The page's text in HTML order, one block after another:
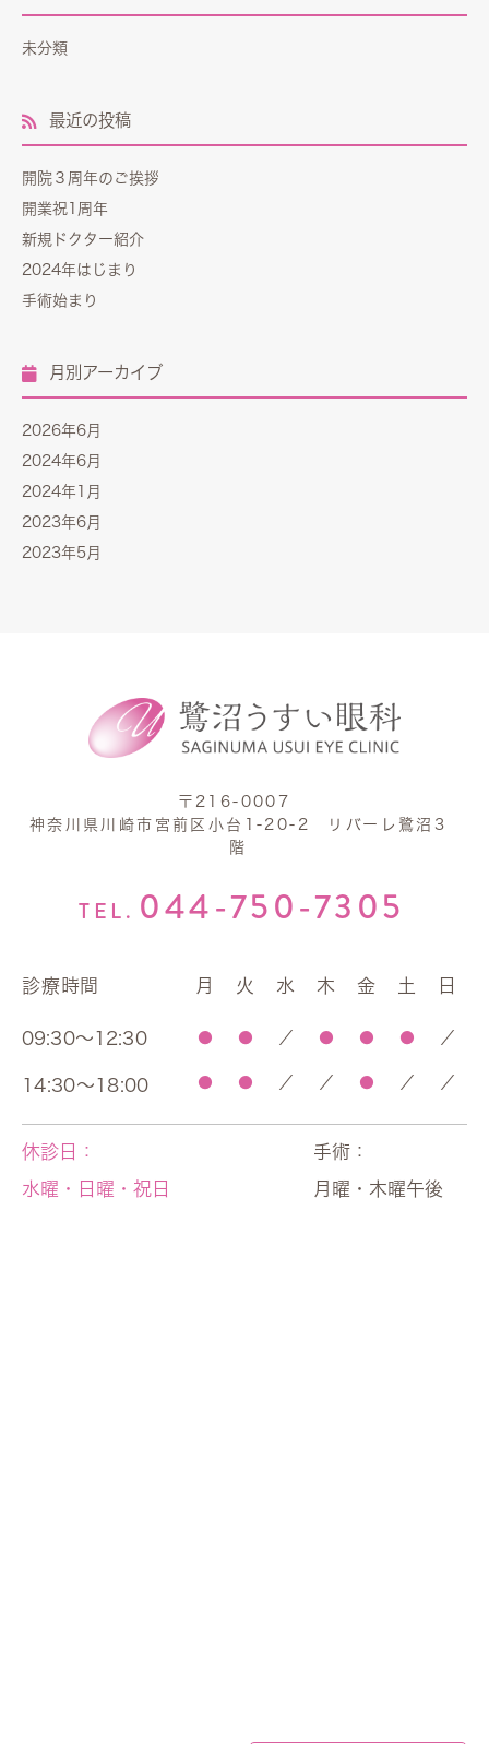
未分類
最近の投稿
開院３周年のご挨拶
開業祝1周年
新規ドクター紹介
2024年はじまり
手術始まり
月別アーカイブ
2026年6月
2024年6月
2024年1月
2023年6月
2023年5月
〒216-0007
神奈川県川崎市宮前区小台1-20-2 リバーレ鷺沼3
階
TEL. 044-750-7305
診療時間 月 火 水 木 金 土 日
09:30～12:30 ● ● ／ ● ● ● ／
14:30～18:00 ● ● ／ ／ ● ／ ／
休診日：
水曜・日曜・祝日
手術：
月曜・木曜午後